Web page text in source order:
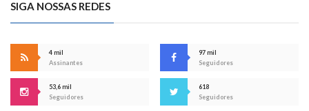
SIGA NOSSAS REDES
4 mil
Assinantes
97 mil
Seguidores
53,6 mil
Seguidores
618
Seguidores